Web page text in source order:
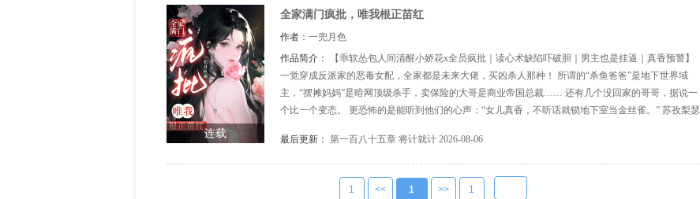
连载
全家满门疯批，唯我根正苗红
作者： 一兜月色
作品简介：
【乖软怂包人间清醒小娇花x全员疯批｜读心术缺陷吓破胆｜男主也是挂逼｜真香预警】
一觉穿成反派家的恶毒女配，全家都是未来大佬，买凶杀人那种！ 所谓的“杀鱼爸爸”是地下世界域
主，“摆摊妈妈”是暗网顶级杀手，卖保险的大哥是商业帝国总裁…… 还有几个没回家的哥哥，据说一
个比一个变态。 更恐怖的是能听到他们的心声：“女儿真香，不听话就锁地下室当金丝雀。” 苏孜梨瑟
她以为抱上了男主大腿，结果却是全书最变态的反派傅肆...
最后更新： 第一百八十五章 将计就计 2026-08-06
1 << 1 >> 1